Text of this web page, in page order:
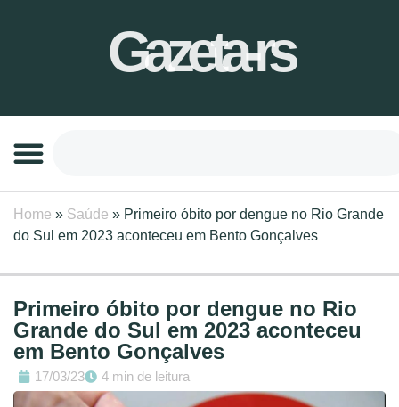
Gazeta-rs
Home » Saúde » Primeiro óbito por dengue no Rio Grande
do Sul em 2023 aconteceu em Bento Gonçalves
Primeiro óbito por dengue no Rio
Grande do Sul em 2023 aconteceu
em Bento Gonçalves
17/03/23 4 min de leitura